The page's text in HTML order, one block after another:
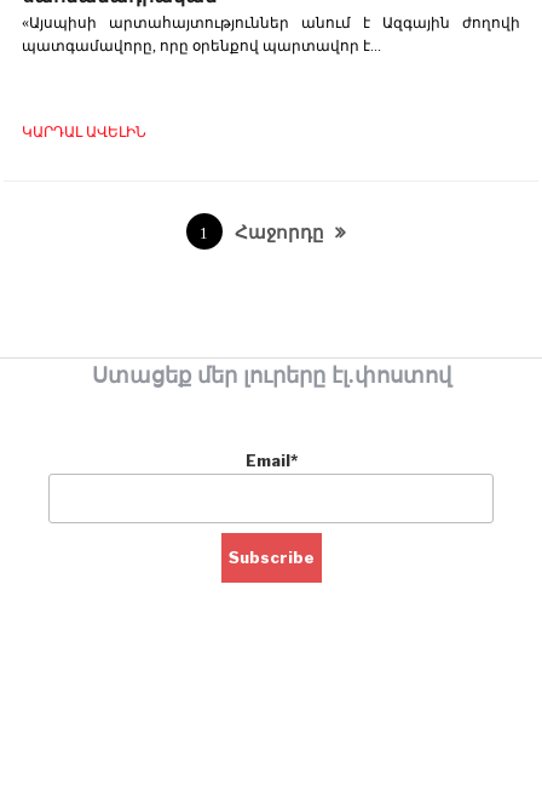
«Այսպիսի արտահայտություններ անում է Ազգային ժողովի
պատգամավորը, որը օրենքով պարտավոր է...
ԿԱՐԴԱԼ ԱՎԵԼԻՆ
1 Հաջորդը
Ստացեք մեր լուրերը էլ.փոստով
Email*